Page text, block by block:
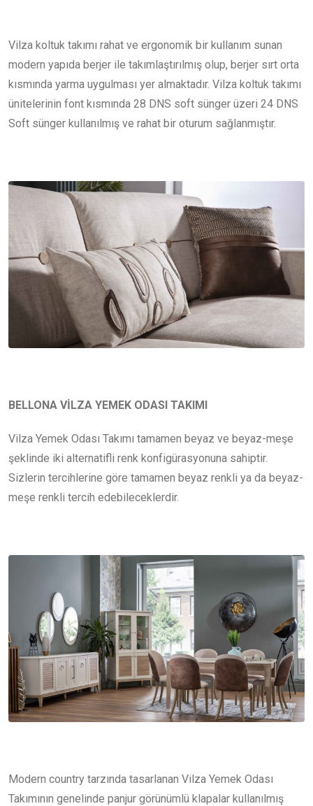
Vilza koltuk takımı rahat ve ergonomik bir kullanım sunan
modern yapıda berjer ile takımlaştırılmış olup, berjer sırt orta
kısmında yarma uygulması yer almaktadır. Vilza koltuk takımı
ünitelerinin font kısmında 28 DNS soft sünger üzeri 24 DNS
Soft sünger kullanılmış ve rahat bir oturum sağlanmıştır.
BELLONA VİLZA YEMEK ODASI TAKIMI
Vilza Yemek Odası Takımı tamamen beyaz ve beyaz-meşe
şeklinde iki alternatifli renk konfigürasyonuna sahiptir.
Sizlerin tercihlerine göre tamamen beyaz renkli ya da beyaz-
meşe renkli tercih edebileceklerdir.
Modern country tarzında tasarlanan Vilza Yemek Odası
Takımının genelinde panjur görünümlü klapalar kullanılmış